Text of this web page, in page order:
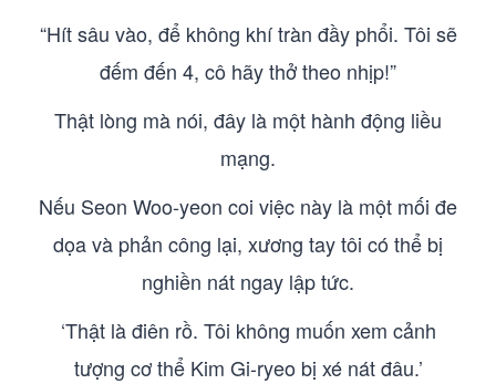
“Hít sâu vào, để không khí tràn đầy phổi. Tôi sẽ
đếm đến 4, cô hãy thở theo nhịp!”
Thật lòng mà nói, đây là một hành động liều
mạng.
Nếu Seon Woo-yeon coi việc này là một mối đe
dọa và phản công lại, xương tay tôi có thể bị
nghiền nát ngay lập tức.
‘Thật là điên rồ. Tôi không muốn xem cảnh
tượng cơ thể Kim Gi-ryeo bị xé nát đâu.’